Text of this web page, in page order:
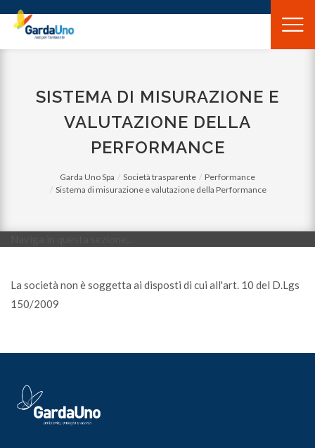
Gardauno
Spa
SISTEMA DI MISURAZIONE E
VALUTAZIONE DELLA
PERFORMANCE
Garda Uno Spa Società trasparente
Performance
Sistema di misurazione e valutazione della Performance
La società non è soggetta ai disposti di cui all'art. 10 del D.Lgs
150/2009